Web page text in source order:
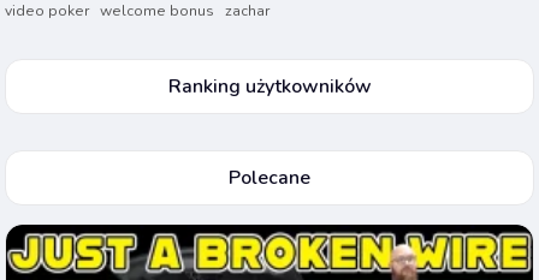
video poker welcome bonus zachar
Ranking użytkowników
Polecane